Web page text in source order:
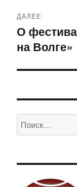
ДАЛЕЕ
Следующая
запись:
О
на Волге»
Искать: